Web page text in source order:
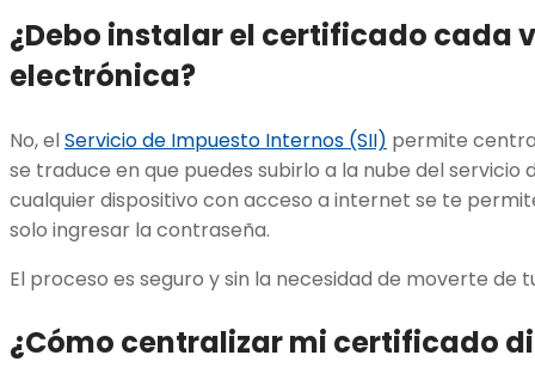
¿Debo instalar el certificado cada
electrónica?
No, elServicio de Impuesto Internos (SII) permite
se traduce en que puedes subirlo a la nube del servicio
cualquier dispositivo con acceso a internet se te
solo ingresar la contraseña.
El proceso es seguro y sin la necesidad de moverte de
¿Cómo centralizar mi certificado